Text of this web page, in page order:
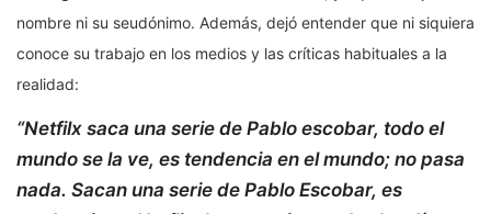
nombre ni su seudónimo. Además, dejó entender que ni siquiera
conoce su trabajo en los medios y las críticas habituales a la
realidad:
“Netfilx saca una serie de Pablo escobar, todo el
mundo se la ve, es tendencia en el mundo; no pasa
nada. Sacan una serie de Pablo Escobar, es